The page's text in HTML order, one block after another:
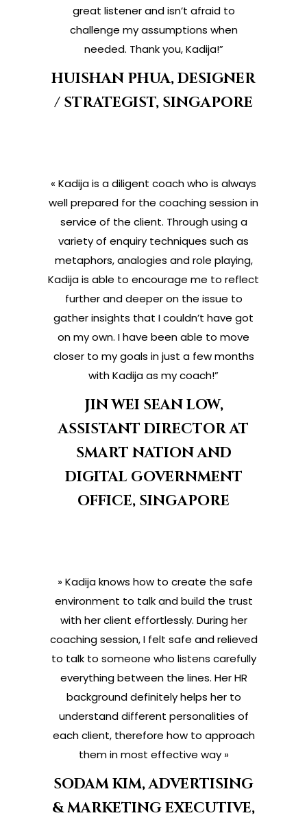
great listener and isn’t afraid to
challenge my assumptions when
needed. Thank you, Kadija!”
HUISHAN PHUA, DESIGNER
/ STRATEGIST, SINGAPORE
« Kadija is a diligent coach who is always
well prepared for the coaching session in
service of the client. Through using a
variety of enquiry techniques such as
metaphors, analogies and role playing,
Kadija is able to encourage me to reflect
further and deeper on the issue to
gather insights that I couldn’t have got
on my own. I have been able to move
closer to my goals in just a few months
with Kadija as my coach!”
JIN WEI SEAN LOW,
ASSISTANT DIRECTOR AT
SMART NATION AND
DIGITAL GOVERNMENT
OFFICE, SINGAPORE
» Kadija knows how to create the safe
environment to talk and build the trust
with her client effortlessly. During her
coaching session, I felt safe and relieved
to talk to someone who listens carefully
everything between the lines. Her HR
background definitely helps her to
understand different personalities of
each client, therefore how to approach
them in most effective way »
SODAM KIM, ADVERTISING
& MARKETING EXECUTIVE,